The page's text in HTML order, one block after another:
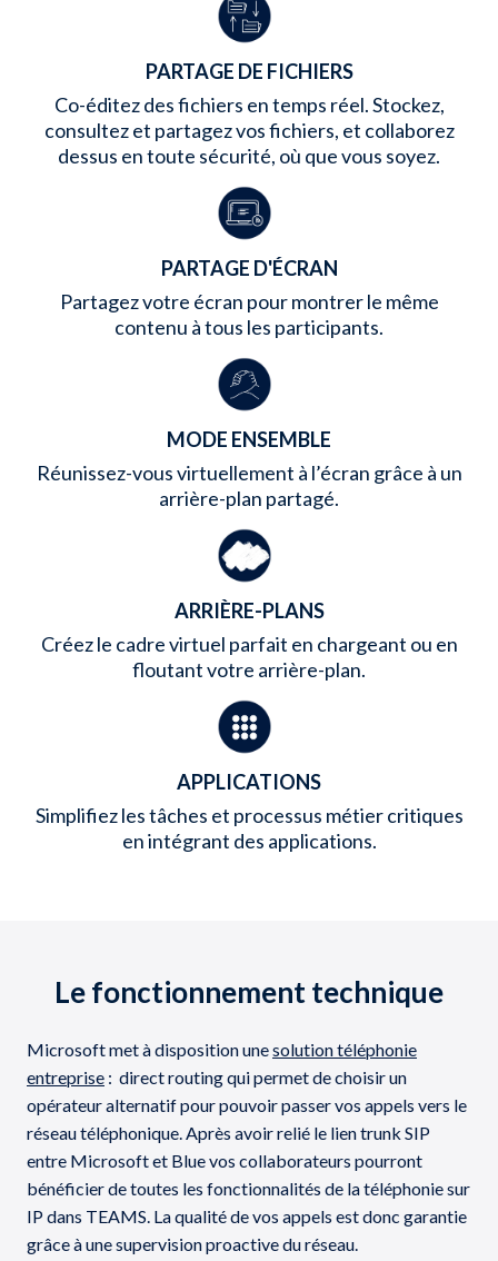
PARTAGE DE FICHIERS
Co-éditez des fichiers en temps réel. Stockez,
consultez et partagez vos fichiers, et collaborez
dessus en toute sécurité, où que vous soyez.
PARTAGE D'ÉCRAN
Partagez votre écran pour montrer le même
contenu à tous les participants.
MODE ENSEMBLE
Réunissez-vous virtuellement à l’écran grâce à un
arrière-plan partagé.
ARRIÈRE-PLANS
Créez le cadre virtuel parfait en chargeant ou en
floutant votre arrière-plan.
APPLICATIONS
Simplifiez les tâches et processus métier critiques
en intégrant des applications.
Le fonctionnement technique
Microsoft met à disposition unesolution téléphonie
entreprise : direct routing qui permet de choisir un
opérateur alternatif pour pouvoir passer vos appels vers le
réseau téléphonique. Après avoir relié le lien trunk SIP
entre Microsoft et Blue vos collaborateurs pourront
bénéficier de toutes les fonctionnalités de la téléphonie sur
IP dans TEAMS. La qualité de vos appels est donc garantie
grâce à une supervision proactive du réseau.